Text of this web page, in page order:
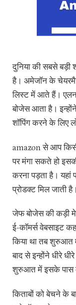
दुनिया की सबसे बड़ी
है। अमेजॉन के
लिस्ट में आते हैं।
बोजेस आता है।
शॉपिंग करने के लिए
amazon से आप
पर मंगा सकते हो
करना पड़ता है। यहां
प्रोडक्ट मिल जाती है।
जेफ बोजेस की कड़ी
ई-कॉमर्स वेबसाइट
किया था तब शुरुआत
बाद से इन्होंने धीरे
शुरुआत में इसके पास
किताबों को बेचने के